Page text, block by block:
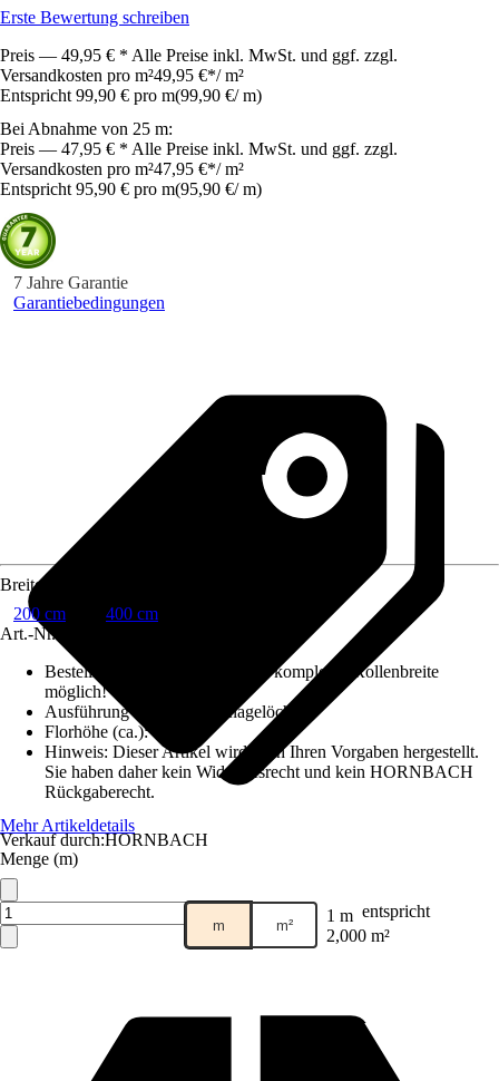
Erste Bewertung schreiben
Preis — 49,95 € * Alle Preise inkl. MwSt. und ggf. zzgl.
Versandkosten pro m²49,95 €*/ m²
Entspricht 99,90 € pro m(99,90 €/ m)
Bei Abnahme von 25 m:
Preis — 47,95 € * Alle Preise inkl. MwSt. und ggf. zzgl.
Versandkosten pro m²47,95 €*/ m²
Entspricht 95,90 € pro m(95,90 €/ m)
7 Jahre Garantie
Garantiebedingungen
Verkauf durch:HORNBACH
Breite
200 cm
400 cm
Art.-Nr.
Bestellhinweis
Abnahme nur in kompletter Rollenbreite
möglich!
Ausführung Rücken
Drainagelöcher
Florhöhe (ca.):
Hinweis: Dieser Artikel wird nach Ihren Vorgaben hergestellt.
Sie haben daher kein Widerrufsrecht und kein HORNBACH
Rückgaberecht.
Mehr Artikeldetails
Menge (m)
m m² 1 m entspricht
2,000 m²